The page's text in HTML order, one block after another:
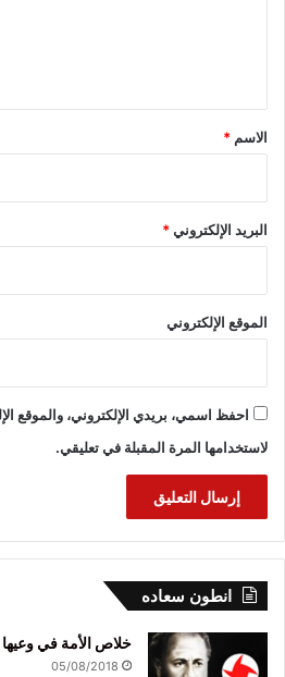
*
الاسم *
البريد الإلكتروني*
الموقع الإلكتروني
احفظ اسمي، بريدي الإلكتروني، والموقع
لاستخدامها المرة المقبلة في تعليقي.
انطون سعاده
خلاص الأمة في وعيها
05/08/2018